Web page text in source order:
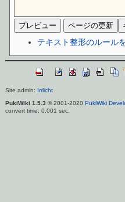
テキスト整形のルール
Site admin: Irrlicht
PukiWiki 1.5.3 © 2001-2020 PukiWiki
convert time: 0.001 sec.